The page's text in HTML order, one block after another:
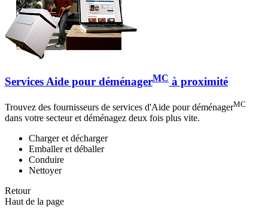
Services Aide pour déménagerMC à proximité
Trouvez des fournisseurs de services d'Aide pour déménagerMC
dans votre secteur et déménagez deux fois plus vite.
Charger et décharger
Emballer et déballer
Conduire
Nettoyer
Retour
Haut de la page